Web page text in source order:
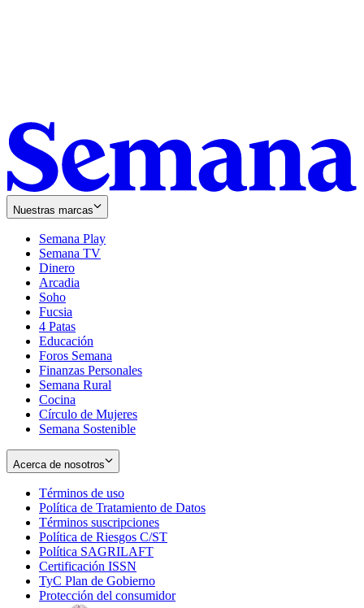
Nuestras marcas
Semana Play
Semana TV
Dinero
Arcadia
Soho
in
new
window
Fucsia
in
new
window
4 Patas
Educación
Foros Semana
Finanzas Personales
Semana Rural
Cocina
Círculo de Mujeres
Semana Sostenible
Acerca de nosotros
Términos de uso
in
new
window
Política de Tratamiento de Datos
Términos suscripciones
in
Política de Riesgos C/ST
Política SAGRILAFT
new
window
Certificación ISSN
in
new
TyC Plan de Gobierno
in
Protección del consumidorOpens